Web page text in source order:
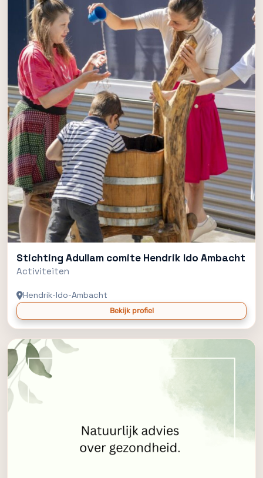
Stichting Adullam comite Hendrik Ido Ambacht
Activiteiten
Hendrik-Ido-Ambacht
Bekijk profiel